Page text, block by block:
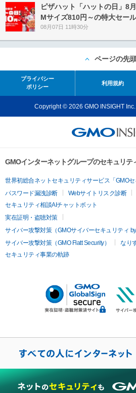
ピザハット「ハットの日」8
Mサイズ810円～の特大セー
08月07日 11時30分
ページの先
プライバシー
ポリシー
利用規約
Copyright © 2026 GMO INSIGHT
GMOインターネットグループのセキュリテ
世界初総合ネットセキュリティサービス「GMOセ
パスワード漏洩診断
Webサイトリスク診断
セキュリティ相談AIチャットボット
実在証明・盗聴対策
サイバー攻撃対策（GMOサイバーセキュリティ by
サイバー攻撃対策（GMO Flatt Security）
なり
セキュリティ事業の軌跡